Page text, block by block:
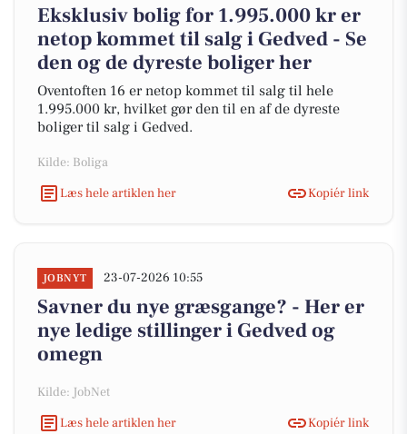
Eksklusiv bolig for 1.995.000 kr er
netop kommet til salg i Gedved - Se
den og de dyreste boliger her
Oventoften 16 er netop kommet til salg til hele
1.995.000 kr, hvilket gør den til en af de dyreste
boliger til salg i Gedved.
Kilde: Boliga
Læs hele artiklen her
Kopiér link
JOBNYT 23-07-2026 10:55
Savner du nye græsgange? - Her er
nye ledige stillinger i Gedved og
omegn
Kilde: JobNet
Læs hele artiklen her
Kopiér link